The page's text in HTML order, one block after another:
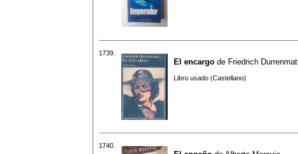
1739.
El encargo de Friedrich
Libro usado (Castellano)
1740.